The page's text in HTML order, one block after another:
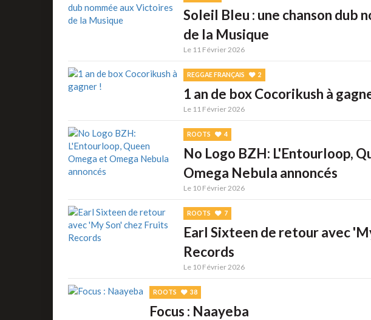
Soleil Bleu : une chanson dub
de la Musique
Le 11 Février 2026
REGGAE FRANÇAIS 2
1 an de box Cocorikush à
Le 11 Février 2026
ROOTS 4
No Logo BZH: L'Entourloop,
Omega Nebula annoncés
Le 10 Février 2026
ROOTS 7
Earl Sixteen de retour avec
Records
Le 10 Février 2026
ROOTS 38
Focus : Naayeba